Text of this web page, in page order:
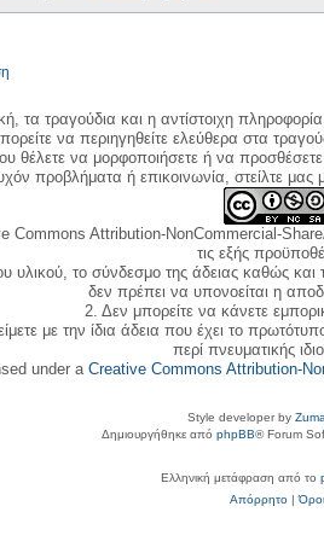
τα τραγούδια και η αντίστοιχη
να περιηγηθείτε ελεύθερα στα
θέλετε να μορφοποιήσετε ή να
προβλήματα ή επικοινωνία, στείλτε
Commons Attribution-NonCommercial-
τις εξής
υλικού, το σύνδεσμο της άδειας καθώς
δεν πρέπει να υπονοείται η
2. Δεν μπορείτε να κάνετε
με την ίδια άδεια που έχει το
περί πνευματικής
under a Creative Commons Attribution-
Style developer by
Δημιουργήθηκε από phpBB® Forum
Ελληνική μετάφραση από το
Απόρρητο|Όροι